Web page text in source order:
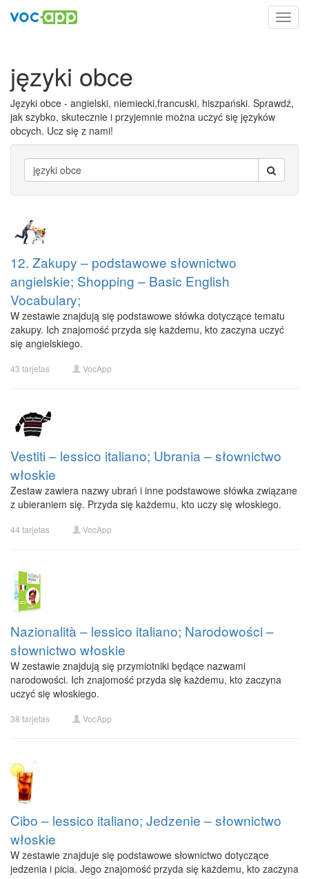
języki obce
Języki obce - angielski, niemiecki,francuski, hiszpański. Sprawdź,
jak szybko, skutecznie i przyjemnie można uczyć się języków
obcych. Ucz się z nami!
12. Zakupy – podstawowe słownictwo
angielskie; Shopping – Basic English
Vocabulary;
W zestawie znajdują się podstawowe słówka dotyczące tematu
zakupy. Ich znajomość przyda się każdemu, kto zaczyna uczyć
się angielskiego.
43 tarjetas VocApp
Vestiti – lessico italiano; Ubrania – słownictwo
włoskie
Zestaw zawiera nazwy ubrań i inne podstawowe słówka związane
z ubieraniem się. Przyda się każdemu, kto uczy się włoskiego.
44 tarjetas VocApp
Nazionalità – lessico italiano; Narodowości –
słownictwo włoskie
W zestawie znajdują się przymiotniki będące nazwami
narodowości. Ich znajomość przyda się każdemu, kto zaczyna
uczyć się włoskiego.
38 tarjetas VocApp
Cibo – lessico italiano; Jedzenie – słownictwo
włoskie
W zestawie znajduje się podstawowe słownictwo dotyczące
jedzenia i picia. Jego znajomość przyda się każdemu, kto zaczyna